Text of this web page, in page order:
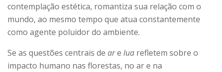
contemplação estética, romantiza sua relação com o
mundo, ao mesmo tempo que atua constantemente
como agente poluidor do ambiente.
Se as questões centrais de are lua refletem sobre o
impacto humano nas florestas, no ar e na